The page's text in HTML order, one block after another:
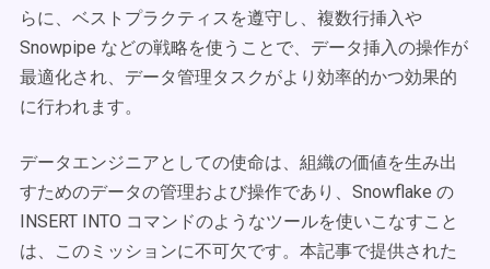
らに、ベストプラクティスを遵守し、複数行挿入や
Snowpipe などの戦略を使うことで、データ挿入の操作が
最適化され、データ管理タスクがより効率的かつ効果的
に行われます。
データエンジニアとしての使命は、組織の価値を生み出
すためのデータの管理および操作であり、Snowflake の
INSERT INTO コマンドのようなツールを使いこなすこと
は、このミッションに不可欠です。本記事で提供された